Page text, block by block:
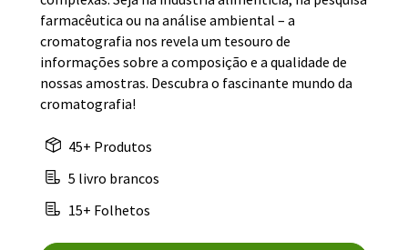
farmacêutica ou na análise ambiental – a
cromatografia nos revela um tesouro de
informações sobre a composição e a qualidade de
nossas amostras. Descubra o fascinante mundo da
cromatografia!
45+ Produtos
5 livro brancos
15+ Folhetos